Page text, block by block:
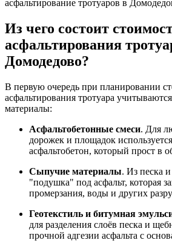
асфальтирование тротуаров в
Из чего состоит
асфальтирования
Домодедово?
В первую очередь при планировании
асфальтирования тротуара
материалы:
Асфальтобетонные смеси. Для
дорожек и площадок
асфальтобетон, который прост в
Сыпучие материалы. Из песка
"подушка" под асфальт, которая
промерзания, воды и других
Геотекстиль и битумная
для разделения слоёв песка и
прочной адгезии асфальта с